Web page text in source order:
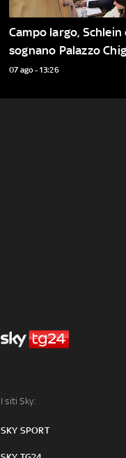
Campo largo, Schlein
sognano Palazzo
07 ago - 13:26
I siti Sky:
SKY SPORT